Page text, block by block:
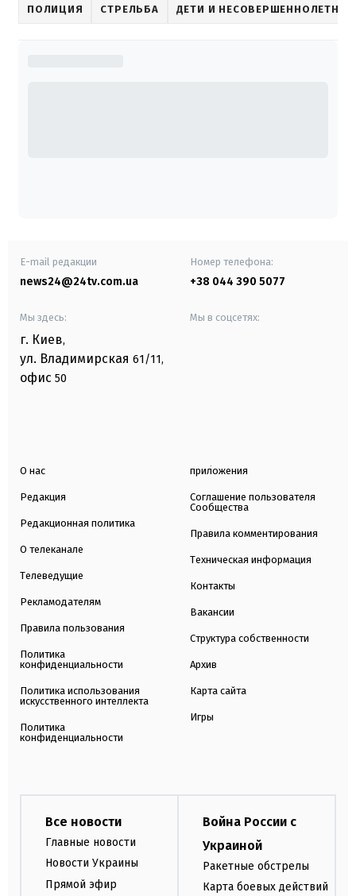
ПОЛИЦИЯ СТРЕЛЬБА ДЕТИ И НЕСОВЕРШЕННОЛЕТНИЕ
E-mail редакции
news24@24tv.com.ua
Номер телефона:
+38 044 390 5077
Мы здесь:
г. Киев,
ул. Владимирская 61/11,
офис 50
Мы в соцсетях:
О нас
Редакция
Редакционная политика
О телеканале
Телеведущие
Рекламодателям
Правила пользования
Политика
конфиденциальности
Политика использования
искусственного интеллекта
Политика
конфиденциальности
приложения
Соглашение пользователя
Сообщества
Правила комментирования
Техническая информация
Контакты
Вакансии
Структура собственности
Архив
Карта сайта
Игры
Все новости
Главные новости
Новости Украины
Прямой эфир
Война России с
Украиной
Ракетные обстрелы
Карта боевых действий